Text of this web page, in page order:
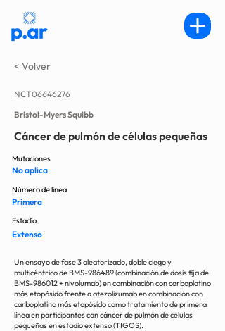
< Volver
NCT06646276
Bristol-Myers Squibb
Cáncer de pulmón de células pequeñas
No aplica
Mutaciones
Primera
Número de línea
Extenso
Estadío
Un ensayo de fase 3 aleatorizado, doble ciego y
multicéntrico de BMS-986489 (combinación de dosis fija de
BMS-986012 + nivolumab) en combinación con carboplatino
más etopósido frente a atezolizumab en combinación con
carboplatino más etopósido como tratamiento de primera
línea en participantes con cáncer de pulmón de células
pequeñas en estadio extenso (TIGOS).